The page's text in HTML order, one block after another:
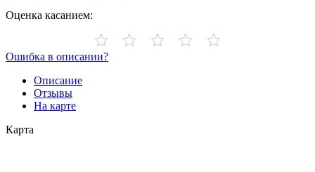
Оценка касанием:
Ошибка в описании?
Описание
Отзывы
На карте
Карта